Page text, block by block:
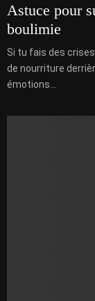
Astuce pour
boulimie
Si tu fais des
de nourriture
émotions...